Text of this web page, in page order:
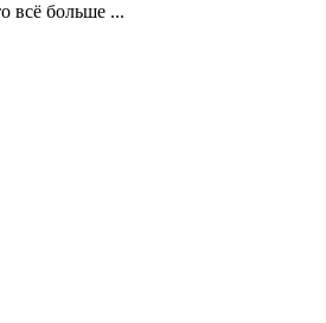
всё больше ...